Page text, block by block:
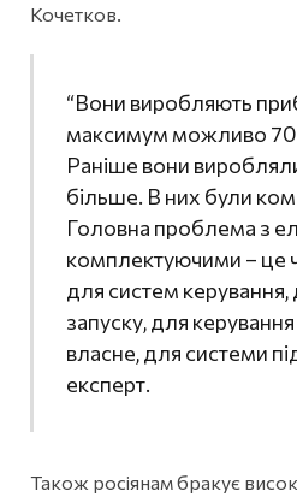
Кочетков.
“Вони виробляють
максимум можливо 70
Раніше вони
більше. В них були
Головна проблема з
комплектуючими – це
для систем керування,
запуску, для
власне, для системи
експерт.
Також росіянам бракує